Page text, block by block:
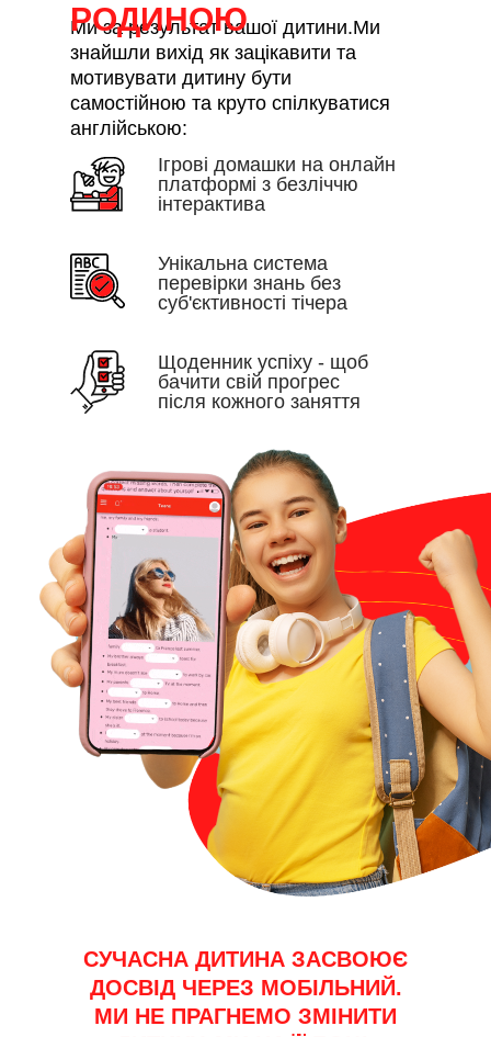
Iгрові домашки на онлайн
платформі з безліччю
інтерактива
Ми за результат вашої дитини.Ми
знайшли вихід як зацікавити та
мотивувати дитину бути
самостійною та круто спілкуватися
англійською:
РОДИНОЮ
Унікальна система
перевірки знань без
суб'єктивності тічера
Щоденник успіху - щоб
бачити свій прогрес
після кожного заняття
СУЧАСНА ДИТИНА ЗАСВОЮЄ
ДОСВІД ЧЕРЕЗ МОБІЛЬНИЙ.
МИ НЕ ПРАГНЕМО ЗМІНИТИ